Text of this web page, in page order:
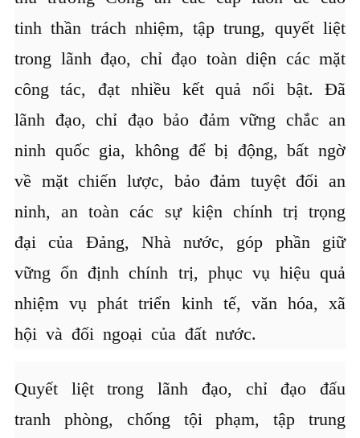
tinh thần trách nhiệm, tập trung, quyết liệt
trong lãnh đạo, chỉ đạo toàn diện các mặt
công tác, đạt nhiều kết quả nổi bật. Đã
lãnh đạo, chỉ đạo bảo đảm vững chắc an
ninh quốc gia, không để bị động, bất ngờ
về mặt chiến lược, bảo đảm tuyệt đối an
ninh, an toàn các sự kiện chính trị trọng
đại của Đảng, Nhà nước, góp phần giữ
vững ổn định chính trị, phục vụ hiệu quả
nhiệm vụ phát triển kinh tế, văn hóa, xã
hội và đối ngoại của đất nước.
Quyết liệt trong lãnh đạo, chỉ đạo đấu
tranh phòng, chống tội phạm, tập trung